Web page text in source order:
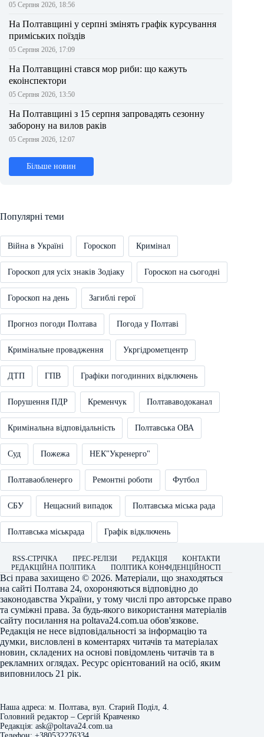
05 Серпня 2026, 18:56
На Полтавщині у серпні змінять графік курсування
приміських поїздів
05 Серпня 2026, 17:09
На Полтавщині стався мор риби: що кажуть
екоінспектори
05 Серпня 2026, 13:50
На Полтавщині з 15 серпня запровадять сезонну
заборону на вилов раків
05 Серпня 2026, 12:07
Більше новин
Популярні теми
Війна в Україні Гороскоп Кримінал
Гороскоп для усіх знаків Зодіаку Гороскоп на сьогодні
Гороскоп на день Загиблі герої
Прогноз погоди Полтава Погода у Полтаві
Кримінальне провадження Укргідрометцентр
ДТП ГПВ Графіки погодинних відключень
Порушення ПДР Кременчук Полтававодоканал
Кримінальна відповідальність Полтавська ОВА
Суд Пожежа НЕК"Укренерго"
Полтаваобленерго Ремонтні роботи Футбол
СБУ Нещасний випадок Полтавська міська рада
Полтавська міськрада Графік відключень
RSS-СТРІЧКА ПРЕС-РЕЛІЗИ РЕДАКЦІЯ
КОНТАКТИ
РЕДАКЦІЙНА ПОЛІТИКА
ПОЛІТИКА КОНФІДЕНЦІЙНОСТІ
Всі права захищено © 2026. Матеріали, що знаходяться
на сайті Полтава 24, охороняються відповідно до
законодавства України, у тому числі про авторське право
та суміжні права. За будь-якого використання матеріалів
сайту посилання на poltava24.com.ua обов'язкове.
Редакція не несе відповідальності за інформацію та
думки, висловлені в коментарях читачів та матеріалах
новин, складених на основі повідомлень читачів та в
рекламних оглядах. Ресурс орієнтований на осіб, яким
виповнилось 21 рік.
Наша адреса: м. Полтава, вул. Старий Поділ, 4.
Головний редактор – Сергій Кравченко
Редакція: ask@poltava24.com.ua